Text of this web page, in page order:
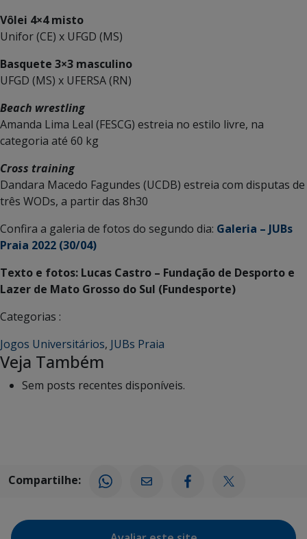
Vôlei 4×4 misto
Unifor (CE) x UFGD (MS)
Basquete 3×3 masculino
UFGD (MS) x UFERSA (RN)
Beach wrestling
Amanda Lima Leal (FESCG) estreia no estilo livre, na
categoria até 60 kg
Cross training
Dandara Macedo Fagundes (UCDB) estreia com disputas de
três WODs, a partir das 8h30
Confira a galeria de fotos do segundo dia: Galeria – JUBs
Praia 2022 (30/04)
Texto e fotos: Lucas Castro – Fundação de Desporto e
Lazer de Mato Grosso do Sul (Fundesporte)
Categorias :
Jogos Universitários, JUBs Praia
Veja Também
Sem posts recentes disponíveis.
Compartilhe: